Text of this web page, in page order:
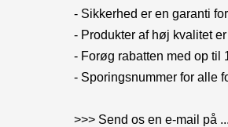
- Sikkerhed er en garanti
- Produkter af høj kvalitet
- Forøg rabatten med op til
- Sporingsnummer for alle
>>> Send os en e-mail på